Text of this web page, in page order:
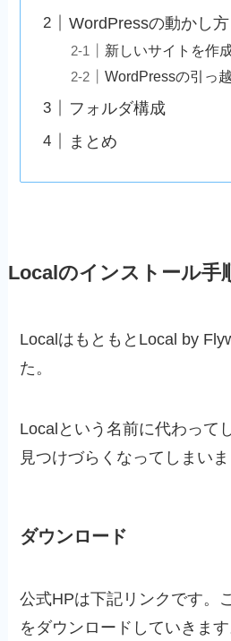
WordPressの動かし方
新しいサイトを作
WordPressの引っ
フォルダ構成
まとめ
Localのインストール手
LocalはもともとLocal by
た。
Localという名前に代わって
見つけづらくなってしまいま
ダウンロード
公式HPは下記リンクです。
をダウンロードしていきます